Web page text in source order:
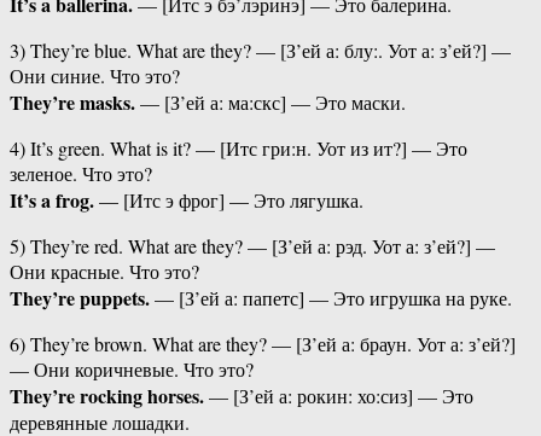
3) They’re blue. What are they? — [З’ей а: блу:. Уот а: з’ей?] —
Они синие. Что это?
They’re masks.— [З’ей а: ма:скс] — Это маски.
4) It’s green. What is it? — [Итс гри:н. Уот из ит?] — Это
зеленое. Что это?
It’s a frog.— [Итс э фрог] — Это лягушка.
5) They’re red. What are they? — [З’ей а: рэд. Уот а: з’ей?] —
Они красные. Что это?
They’re puppets.— [З’ей а: папетс] — Это игрушка на руке.
6) They’re brown. What are they? — [З’ей а: браун. Уот а: з’ей?]
— Они коричневые. Что это?
They’re rocking horses.— [З’ей а: рокин: хо:сиз] — Это
деревянные лошадки.